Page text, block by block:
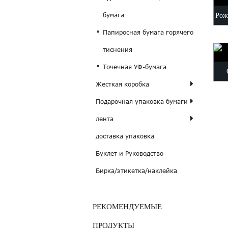
бумага
Папиросная бумага горячего
тиснения
Точечная УФ-бумага
Жесткая коробка
Подарочная упаковка бумаги
лента
доставка упаковка
Буклет и Руководство
Бирка/этикетка/наклейка
РЕКОМЕНДУЕМЫЕ
ПРОДУКТЫ